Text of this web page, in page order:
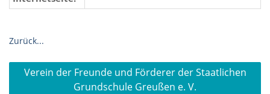
Zurück...
Beitragsnavigation
Verein der Freunde und Förderer der Staatlichen
Grundschule Greußen e. V.